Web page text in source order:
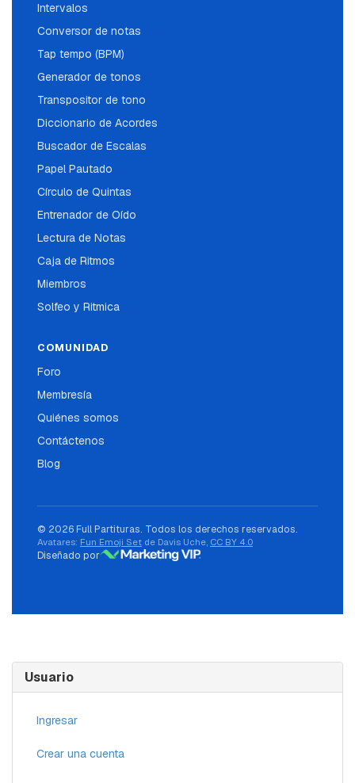
Intervalos
Conversor de notas
Tap tempo (BPM)
Generador de tonos
Transpositor de tono
Diccionario de Acordes
Buscador de Escalas
Papel Pautado
Círculo de Quintas
Entrenador de Oído
Lectura de Notas
Caja de Ritmos
Miembros
Solfeo y Ritmica
COMUNIDAD
Foro
Membresía
Quiénes somos
Contáctenos
Blog
© 2026 Full Partituras. Todos los derechos reservados.
Avatares: Fun Emoji Set de Davis Uche, CC BY 4.0
Diseñado por
Usuario
Ingresar
Crear una cuenta